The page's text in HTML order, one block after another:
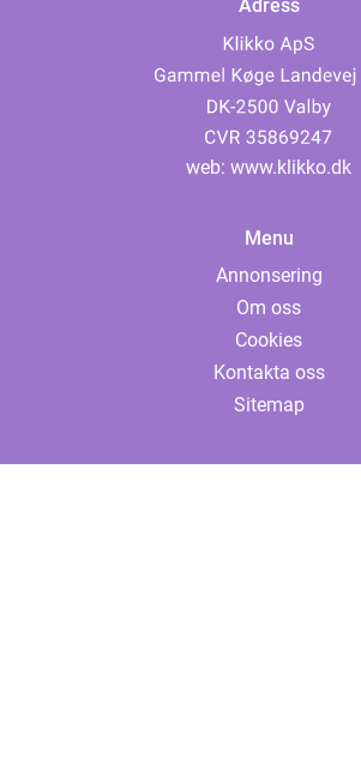
Adress
web: www.klikko.dk
Menu
Annonsering
Om oss
Cookies
Kontakta oss
Sitemap